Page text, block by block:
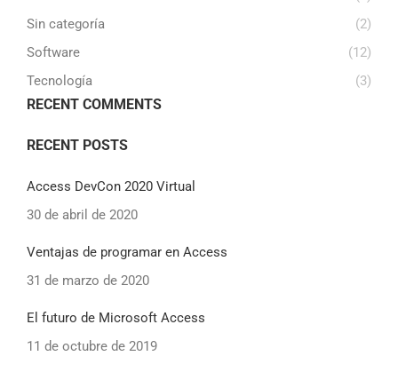
Sin categoría
(2)
Software
(12)
Tecnología
(3)
RECENT COMMENTS
RECENT POSTS
Access DevCon 2020 Virtual
30 de abril de 2020
Ventajas de programar en Access
31 de marzo de 2020
El futuro de Microsoft Access
11 de octubre de 2019